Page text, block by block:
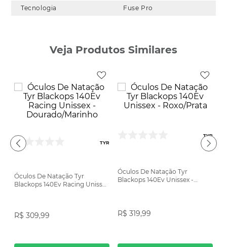
Tecnologia
Fuse Pro
Veja Produtos Similares
TYR
Óculos De Natação Tyr
Blackops 140Ev Racing Unissex
R$ 309,99
TYR
Óculos De Natação Tyr
Blackops 140Ev Unissex -
R$ 319,99